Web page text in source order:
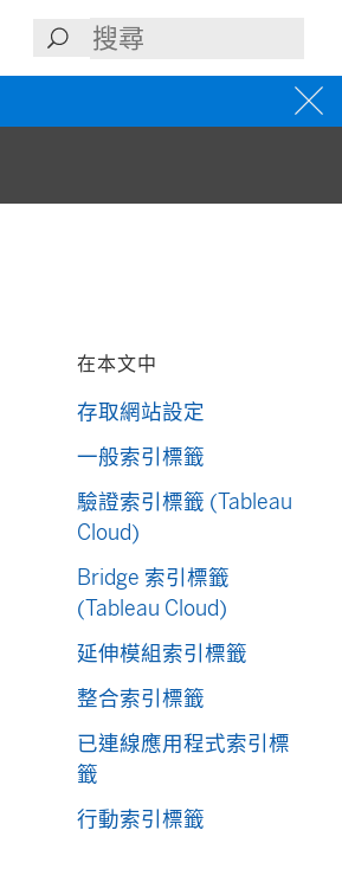
在本文中
存取網站設定
一般索引標籤
驗證索引標籤 (Tableau
Cloud)
Bridge 索引標籤
(Tableau Cloud)
延伸模組索引標籤
整合索引標籤
已連線應用程式索引標
籤
行動索引標籤